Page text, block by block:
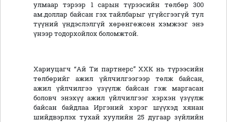
улмаар тэрээр 1 сарын түрээсийн төлбөр 300
ам.доллар байсан гэх тайлбарыг үгүйсгээгүй тул
түүний үндэслэлгүй хөрөнгөжсөн хэмжээг энэ
үнээр тодорхойлох боломжтой.
Хариуцагч “Ай Ти партнерс” ХХК нь түрээсийн
төлбөрийг ажил үйлчилгээгээр төлж байсан,
ажил үйлчилгээ үзүүлж байсан гэж маргасан
боловч энэхүү ажил үйлчилгээг хэрхэн үзүүлж
байсан байдлаа Иргэний хэрэг шүүхэд хянан
шийдвэрлэх тухай хуулийн 25 дугаар зүйлийн